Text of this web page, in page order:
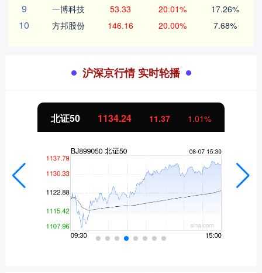
9 一博科技 53.33 20.01% 17.26%
10 方邦股份 146.16 20.00% 7.68%
沪深京行情 实时轮播
北证50 1134.24 11.37 1.01%